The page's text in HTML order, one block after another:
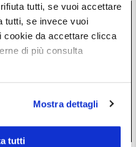
tutti, se vuoi accettare
tutti, se invece vuoi
cookie da accettare clicca
di più consulta
Mostra dettagli
tutti